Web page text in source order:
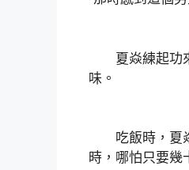
夏焱練起功來
味。
吃飯時，夏焱
時，哪怕只要幾